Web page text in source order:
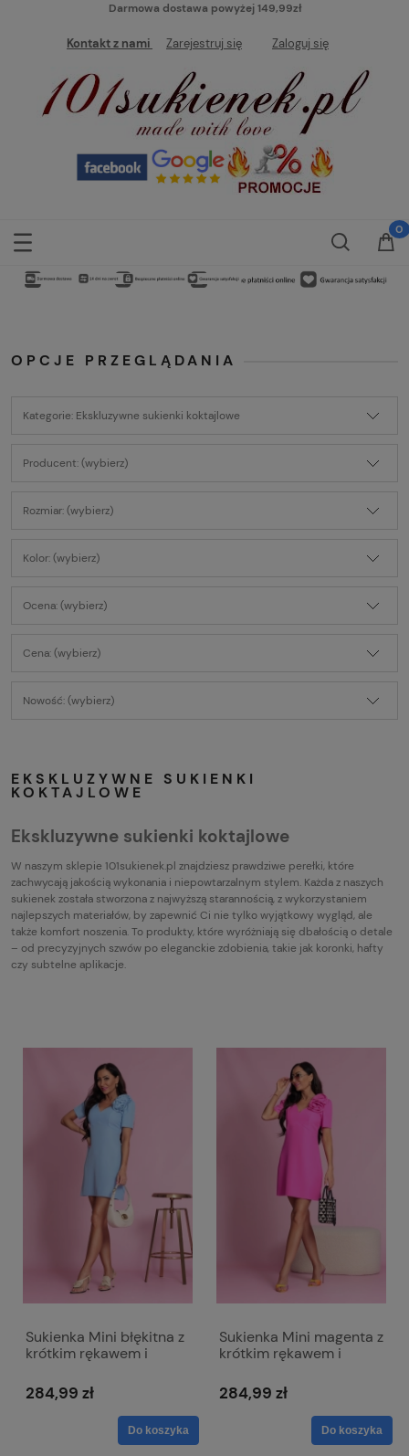
Darmowa dostawa powyżej 149,99zł
Kontakt z nami Zarejestruj się Zaloguj się
OPCJE PRZEGLĄDANIA
Kategorie: Ekskluzywne sukienki koktajlowe
Producent: (wybierz)
Rozmiar: (wybierz)
Kolor: (wybierz)
Ocena: (wybierz)
Cena: (wybierz)
Nowość: (wybierz)
EKSKLUZYWNE SUKIENKI
KOKTAJLOWE
Ekskluzywne sukienki koktajlowe
W naszym sklepie 101sukienek.pl znajdziesz prawdziwe perełki, które
zachwycają jakością wykonania i niepowtarzalnym stylem. Każda z naszych
sukienek została stworzona z najwyższą starannością, z wykorzystaniem
najlepszych materiałów, by zapewnić Ci nie tylko wyjątkowy wygląd, ale
także komfort noszenia. To produkty, które wyróżniają się dbałością o detale
– od precyzyjnych szwów po eleganckie zdobienia, takie jak koronki, hafty
czy subtelne aplikacje.
Sukienka Mini błękitna z
krótkim rękawem i
Emma
284,99 zł
Do koszyka
Sukienka Mini magenta z
krótkim rękawem i
Emma
284,99 zł
Do koszyka